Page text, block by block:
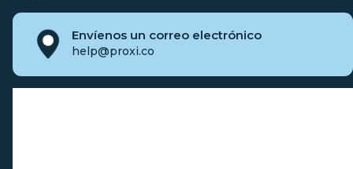
Envíenos un correo electrónico
help@proxi.co